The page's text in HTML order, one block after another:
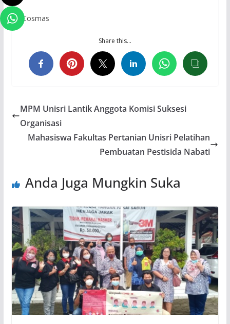
Cosmas
Share this…
MPM Unisri Lantik Anggota Komisi Suksesi
Organisasi
Mahasiswa Fakultas Pertanian Unisri Pelatihan
Pembuatan Pestisida Nabati
Anda Juga Mungkin Suka